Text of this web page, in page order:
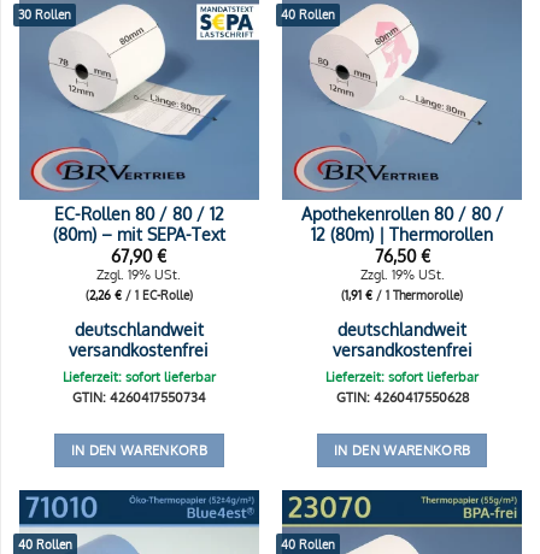
30 Rollen
EC-Rollen 80 / 80 / 12
(80m) – mit SEPA-Text
67,90€
Zzgl. 19% USt.
(2,26 €/ 1 EC-Rolle)
deutschlandweit
versandkostenfrei
Lieferzeit: sofort lieferbar
GTIN: 4260417550734
IN DEN WARENKORB
40 Rollen
Apothekenrollen 80 / 80 /
12 (80m) | Thermorollen
76,50€
Zzgl. 19% USt.
(1,91€ / 1 Thermorolle)
deutschlandweit
versandkostenfrei
Lieferzeit: sofort lieferbar
GTIN: 4260417550628
IN DEN WARENKORB
40 Rollen 40 Rollen